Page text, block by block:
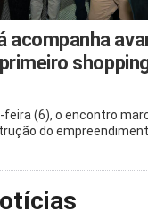
acompanha
feira (6), o encontro
do